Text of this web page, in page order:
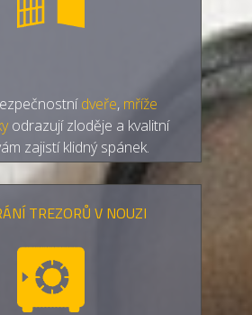
dveře, mříže
odrazují zloděje a kvalitní
zajistí klidný spánek.
TREZORŮ V NOUZI